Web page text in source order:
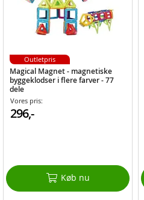
Magical Magnet - magnetiske
byggeklodser i flere farver - 77
dele
Vores pris:
296,-
Køb nu
Outletpris